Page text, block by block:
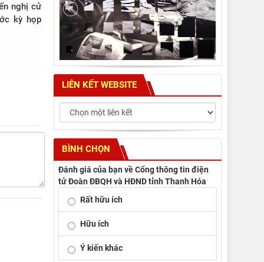
nghị cử
LIÊN KẾT WEBSITE
BÌNH CHỌN
Đánh giá của bạn về Cổng thông tin điện
tử Đoàn ĐBQH và HĐND tỉnh Thanh Hóa
Rất hữu ích
Hữu ích
Ý kiến khác